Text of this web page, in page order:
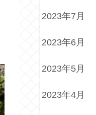
2023年7月
2023年6月
2023年5月
2023年4月